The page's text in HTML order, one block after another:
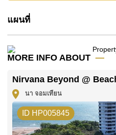
ไทย
ค้นพบโอกาสในการทำให้ที่อ
คุณ!
ติดต่อ Cornerstone Real
หรือ อีเมล
WhatsApp ของสำนักงาน:
@cornerstonepattaya
แผนที่
MORE INFO ABOUT
Nirvana Beyond @
นา จอมเทียน
ID HP005845